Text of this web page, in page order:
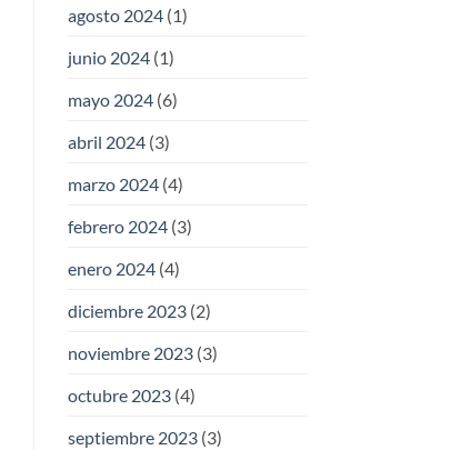
agosto 2024(1)
junio 2024(1)
mayo 2024(6)
abril 2024(3)
marzo 2024(4)
febrero 2024(3)
enero 2024(4)
diciembre 2023(2)
noviembre 2023(3)
octubre 2023(4)
septiembre 2023(3)